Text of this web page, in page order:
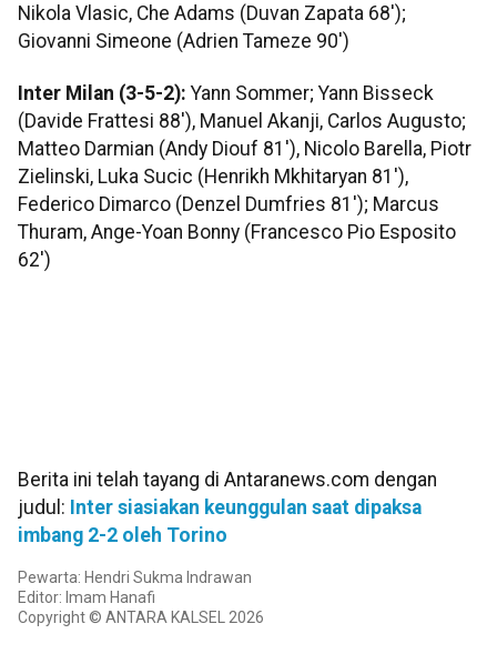
Nikola Vlasic, Che Adams (Duvan Zapata 68');
Giovanni Simeone (Adrien Tameze 90')
Inter Milan (3-5-2): Yann Sommer; Yann Bisseck
(Davide Frattesi 88'), Manuel Akanji, Carlos Augusto;
Matteo Darmian (Andy Diouf 81'), Nicolo Barella, Piotr
Zielinski, Luka Sucic (Henrikh Mkhitaryan 81'),
Federico Dimarco (Denzel Dumfries 81'); Marcus
Thuram, Ange-Yoan Bonny (Francesco Pio Esposito
62')
Berita ini telah tayang di Antaranews.com dengan
judul: Inter siasiakan keunggulan saat dipaksa
imbang 2-2 oleh Torino
Pewarta: Hendri Sukma Indrawan
Editor: Imam Hanafi
Copyright © ANTARA KALSEL 2026